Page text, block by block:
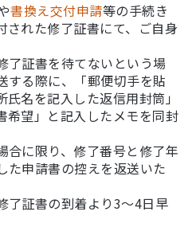
書換え交付申請等の手続き
された修了証書にて、ご自身
了証書を待てないという場
する際に、「郵便切手を貼
名を記入した返信用封筒」
希望」と記入したメモを同封
合に限り、修了番号と修了年
た申請書の控えを返送いた
了証書の到着より3～4日早